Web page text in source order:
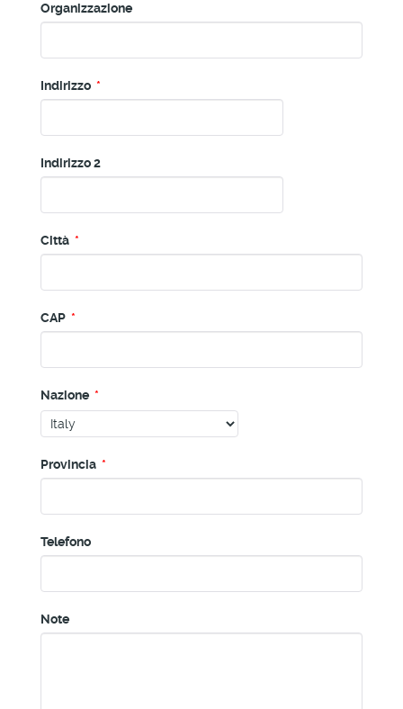
Organizzazione
Indirizzo *
Indirizzo 2
Città *
CAP *
Nazione *
Provincia *
Telefono
Note